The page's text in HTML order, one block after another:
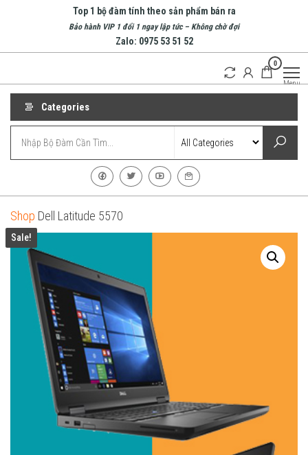
Top 1 bộ đàm tính theo sản phẩm bán ra
Bảo hành VIP 1 đổi 1 ngay lập tức – Không chờ đợi
Zalo: 0975 53 51 52
Đàm
Nha
Trang
Đàm
Cầm
đầu về
đàm
Nha
0
Menu
Categories
Shop Dell Latitude 5570
Sale!